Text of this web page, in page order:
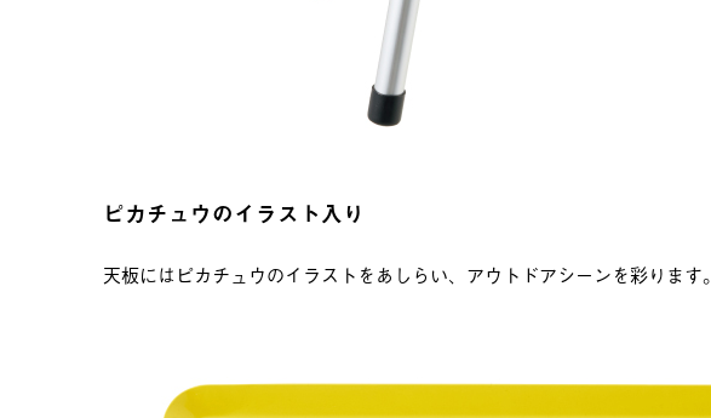
ピカチュウのイラスト入り
天板にはピカチュウのイラストをあしらい、アウトドアシーンを彩ります。